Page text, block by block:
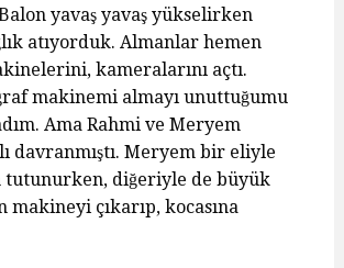
yavaş yavaş yükselirken
atıyorduk. Almanlar hemen
kameralarını açtı.
makinemi almayı unuttuğumu
Ama Rahmi ve Meryem
davranmıştı. Meryem bir eliyle
tutunurken, diğeriyle de büyük
makineyi çıkarıp, kocasına